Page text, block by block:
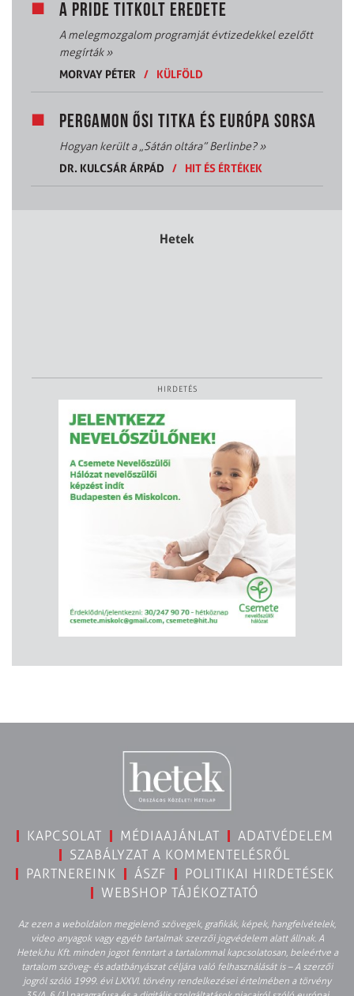
A PRIDE TITKOLT EREDETE
A melegmozgalom programját évtizedekkel ezelőtt
megírták»
MORVAY PÉTER
/ KÜLFÖLD
PERGAMON ŐSI TITKA ÉS EURÓPA SORSA
Hogyan került a „Sátán oltára” Berlinbe?»
DR. KULCSÁR ÁRPÁD
/ HIT ÉS ÉRTÉKEK
Hetek
HIRDETÉS
KAPCSOLAT MÉDIAAJÁNLAT
ADATVÉDELEM
SZABÁLYZAT A KOMMENTELÉSRŐL
PARTNEREINK
ÁSZF
POLITIKAI HIRDETÉSEK
WEBSHOP TÁJÉKOZTATÓ
Az ezen a weboldalon megjelenő szövegek, grafikák, képek, hangfelvételek,
video anyagok vagy egyéb tartalmak szerzői jogvédelem alatt állnak. A
Hetek.hu Kft. minden jogot fenntart a tartalommal kapcsolatosan, beleértve a
tartalom szöveg- és adatbányászat céljára való felhasználását is – A szerzői
jogról szóló 1999. évi LXXVI. törvény rendelkezései értelmében a törvény